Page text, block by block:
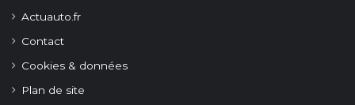
Actuauto.fr
Contact
Cookies & données
Plan de site